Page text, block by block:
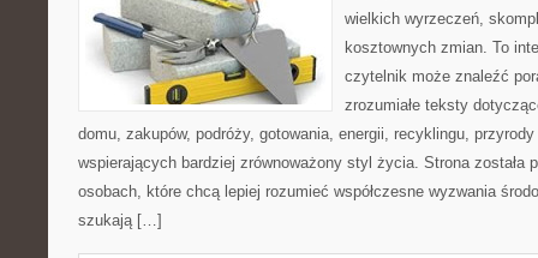
wielkich wyrzeczeń,
kosztownych zmian. To
czytelnik może znaleźć
zrozumiałe teksty
domu, zakupów, podróży, gotowania, energii, recyklingu,
wspierających bardziej zrównoważony styl życia. Strona została
osobach, które chcą lepiej rozumieć współczesne wyzwania
szukają […]